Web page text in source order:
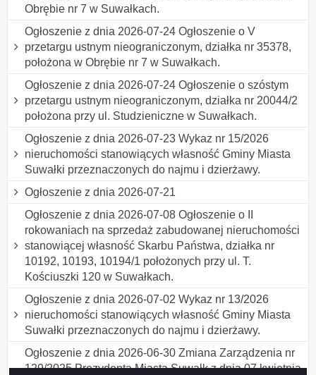
Obrębie nr 7 w Suwałkach.
Ogłoszenie z dnia 2026-07-24 Ogłoszenie o V
przetargu ustnym nieograniczonym, działka nr 35378,
położona w Obrębie nr 7 w Suwałkach.
Ogłoszenie z dnia 2026-07-24 Ogłoszenie o szóstym
przetargu ustnym nieograniczonym, działka nr 20044/2
położona przy ul. Studzieniczne w Suwałkach.
Ogłoszenie z dnia 2026-07-23 Wykaz nr 15/2026
nieruchomości stanowiących własność Gminy Miasta
Suwałki przeznaczonych do najmu i dzierżawy.
Ogłoszenie z dnia 2026-07-21
Ogłoszenie z dnia 2026-07-08 Ogłoszenie o II
rokowaniach na sprzedaż zabudowanej nieruchomości
stanowiącej własność Skarbu Państwa, działka nr
10192, 10193, 10194/1 położonych przy ul. T.
Kościuszki 120 w Suwałkach.
Ogłoszenie z dnia 2026-07-02 Wykaz nr 13/2026
nieruchomości stanowiących własność Gminy Miasta
Suwałki przeznaczonych do najmu i dzierżawy.
Ogłoszenie z dnia 2026-06-30 Zmiana Zarządzenia nr
129/2025 Prezydenta Miasta Suwałk z dnia 07 kwietnia